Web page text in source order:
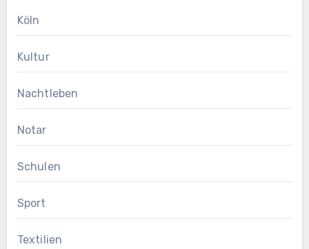
Köln
Kultur
Nachtleben
Notar
Schulen
Sport
Textilien